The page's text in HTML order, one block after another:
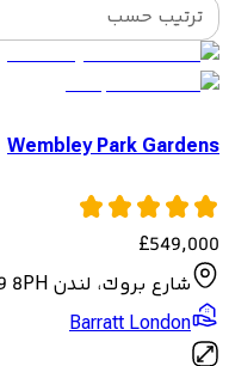
ترتيب حسب
Wembley Park Gardens
£549,000
شارع بروك، لندن HA9 8PH
Barratt London